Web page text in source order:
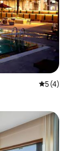
5 de
5 (4)